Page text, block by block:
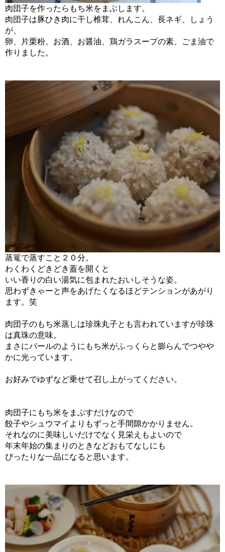
肉団子を作ったらもち米をまぶします。
肉団子は豚ひき肉に干し椎茸、れんこん、長ネギ、しょう
が、
卵、片栗粉、お酒、お醤油、鶏ガラスープの素、ごま油で
作りました。
蒸篭で蒸すこと２０分。
わくわくどきどき蓋を開くと
いい香りの白い湯気に包まれたおいしそうな姿。
思わずきゃーと声をあげたくなるほどテンションがあがり
ます。笑
肉団子のもち米蒸しは珍珠丸子とも言われていますが珍珠
は真珠の意味。
まさにパールのようにもち米がふっくらと膨らんでつやや
かに光っています。
お好みでゆずなど乗せて召し上がってください。
肉団子にもち米をまぶすだけなので
餃子やシュウマイよりもずっと手間隙かかりません。
それなのに美味しいだけでなく見栄えもよいので
年末年始の集まりのときなどおもてなしにも
ぴったりな一品になると思います。